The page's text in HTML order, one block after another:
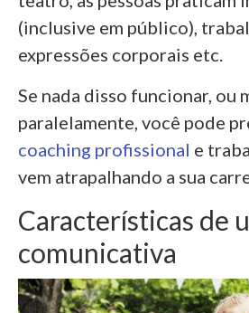
(inclusive em público),
expressões corporais etc.
Se nada disso funcionar, ou
paralelamente, você pode
coaching profissional e
vem atrapalhando a sua
Características de
comunicativa